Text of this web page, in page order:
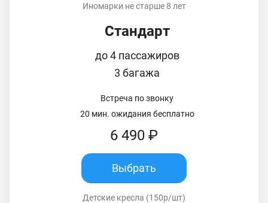
Иномарки не старше 8 лет
Стандарт
до 4 пассажиров
3 багажа
Встреча по звонку
20 мин. ожидания бесплатно
6 490 ₽
Выбрать
Детские кресла (150р/шт)